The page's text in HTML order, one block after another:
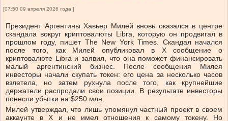
[07:50 09 апреля 2026 года ]
Президент Аргентины Хавьер Милей вновь оказался в центре
скандала вокруг криптовалюты Libra, которую он продвигал в
прошлом году, пишет The New York Times. Скандал начался
после того, как Милей опубликовал в X сообщение о
криптовалюте Libra и заявил, что она поможет финансировать
малый аргентинский бизнес. После сообщения Милея
инвесторы начали скупать токен: его цена за несколько часов
взлетела, но затем рухнула после того, как крупнейшие
держатели распродали свои позиции. В результате инвесторы
понесли убытки на $250 млн.
Милей утверждал, что лишь упомянул частный проект в своем
аккаунте в X и не имел отношения к самому токену. Но